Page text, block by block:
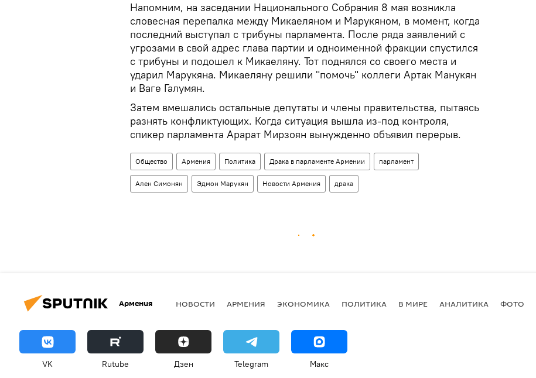
Напомним, на заседании Национального Собрания 8 мая возникла
словесная перепалка между Микаеляном и Марукяном, в момент, когда
последний выступал с трибуны парламента. После ряда заявлений с
угрозами в свой адрес глава партии и одноименной фракции спустился
с трибуны и подошел к Микаеляну. Тот поднялся со своего места и
ударил Марукяна. Микаеляну решили "помочь" коллеги Артак Манукян
и Ваге Галумян.
Затем вмешались остальные депутаты и члены правительства, пытаясь
разнять конфликтующих. Когда ситуация вышла из-под контроля,
спикер парламента Арарат Мирзоян вынужденно объявил перерыв.
Общество Армения Политика Драка в парламенте Армении парламент
Ален Симонян Эдмон Марукян Новости Армения драка
Армения НОВОСТИ АРМЕНИЯ ЭКОНОМИКА ПОЛИТИКА В МИРЕ АНАЛИТИКА ФОТО
VK Rutube Дзен Telegram Макс